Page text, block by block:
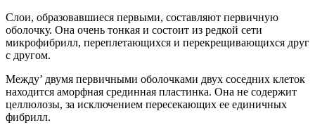
Слои, образовавшиеся первыми, составляют первичную
оболочку. Она очень тонкая и состоит из редкой сети
микрофибрилл, переплетающихся и перекрещивающихся друг
с другом.
Между’ двумя первичными оболочками двух соседних клеток
находится аморфная срединная пластинка. Она не содержит
целлюлозы, за исключением пересекающих ее единичных
фибрилл.